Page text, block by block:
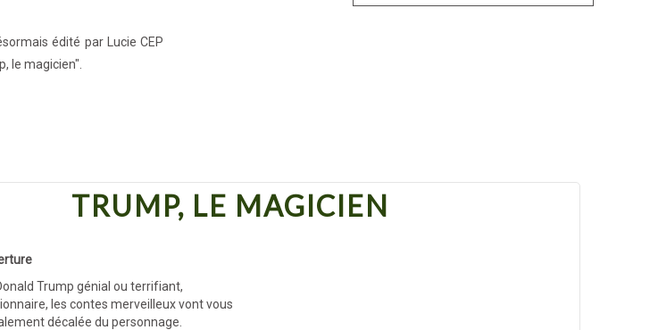
édité par Lucie CEP
le magicien".
TRUMP, LE MAGICIEN
Trump génial ou terrifiant,
les contes merveilleux vont vous
décalée du personnage.